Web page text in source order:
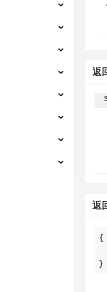
返
返
}